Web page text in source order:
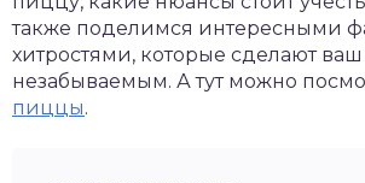
также поделимся интересными
хитростями, которые сделают
незабываемым. А тут можно
пиццы.